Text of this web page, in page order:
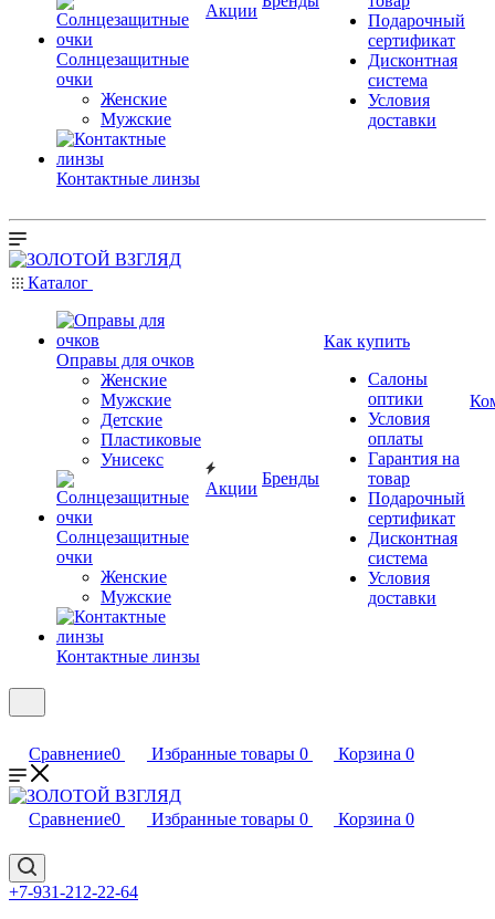
Солнцезащитные
очки
Женские
Мужские
Контактные линзы
Акции
Подарочный
сертификат
Дисконтная
система
Условия
доставки
Каталог
Оправы для очков
Женские
Мужские
Детские
Пластиковые
Унисекс
Солнцезащитные
очки
Женские
Мужские
Контактные линзы
Акции
Бренды
Как купить
Салоны
оптики
Условия
оплаты
Гарантия на
товар
Подарочный
сертификат
Дисконтная
система
Условия
доставки
Сравнение0 Избранные товары 0 Корзина 0
Сравнение0 Избранные товары 0 Корзина 0
+7-931-212-22-64